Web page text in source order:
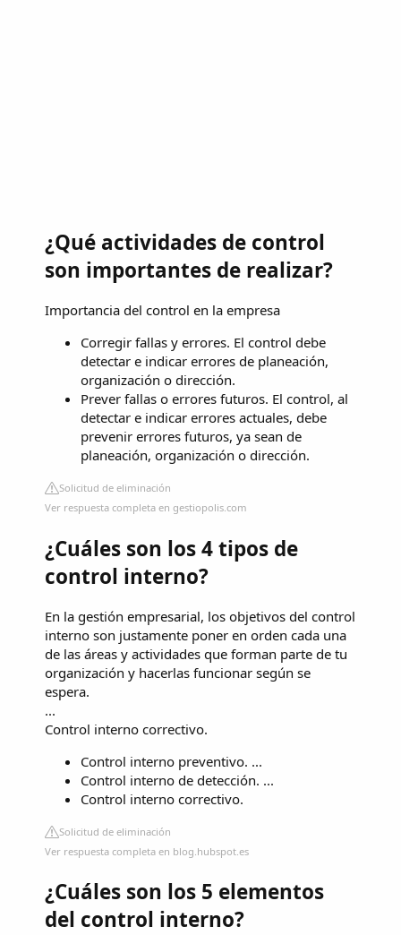
¿Qué actividades de control
son importantes de realizar?
Importancia del control en la empresa
Corregir fallas y errores. El control debe
detectar e indicar errores de planeación,
organización o dirección.
Prever fallas o errores futuros. El control, al
detectar e indicar errores actuales, debe
prevenir errores futuros, ya sean de
planeación, organización o dirección.
Solicitud de eliminación
Ver respuesta completa en gestiopolis.com
¿Cuáles son los 4 tipos de
control interno?
En la gestión empresarial, los objetivos del control
interno son justamente poner en orden cada una
de las áreas y actividades que forman parte de tu
organización y hacerlas funcionar según se
espera.
...
Control interno correctivo.
Control interno preventivo. ...
Control interno de detección. ...
Control interno correctivo.
Solicitud de eliminación
Ver respuesta completa en blog.hubspot.es
¿Cuáles son los 5 elementos
del control interno?